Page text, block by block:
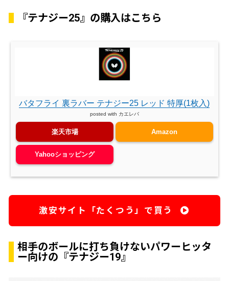
『テナジー25』の購入はこちら
バタフライ 裏ラバー テナジー25 レッド 特厚(1枚入)
posted with カエレバ
楽天市場 Amazon
Yahooショッピング
激安サイト「たくつう」で買う
相手のボールに打ち負けないパワーヒッタ
ー向けの『テナジー19』